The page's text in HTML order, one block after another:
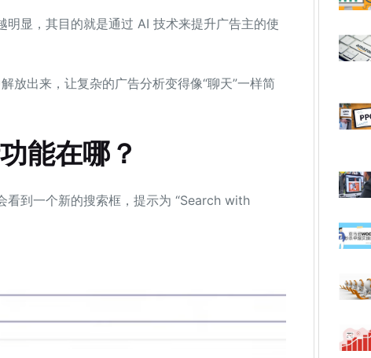
显，其目的就是通过 AI 技术来提升广告主的使
放出来，让复杂的广告分析变得像“聊天”一样简
能在哪？
看到一个新的搜索框，提示为 “Search with